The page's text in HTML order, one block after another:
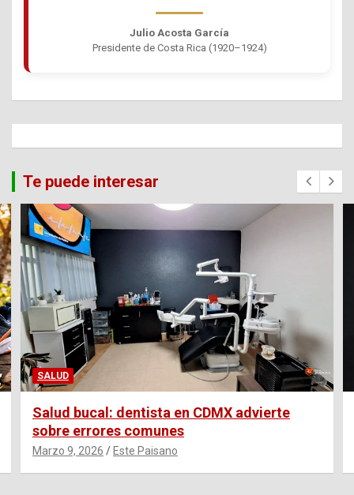
Julio Acosta García
Presidente de Costa Rica (1920–1924)
Te puede interesar
SALUD
Salud bucal: dentista en CDMX advierte
sobre errores comunes
Marzo 9, 2026 Este Paisano